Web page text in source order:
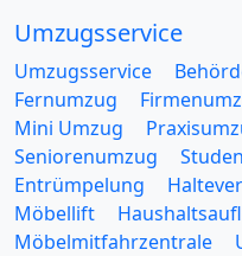
Umzugsservice
Umzugsservice
Fernumzug
Mini Umzug
Seniorenumzug
Entrümpelung
Möbellift
Möbelmitfahrzentrale